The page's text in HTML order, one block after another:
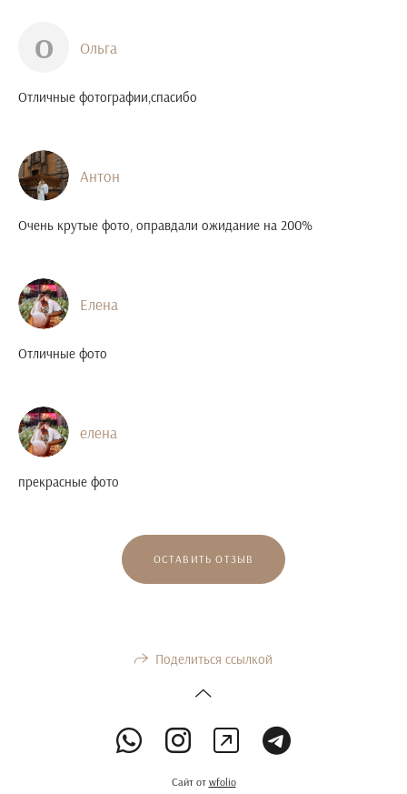
О Ольга
Отличные фотографии,спасибо
Антон
Очень крутые фото, оправдали ожидание на 200%
Елена
Отличные фото
елена
прекрасные фото
ОСТАВИТЬ ОТЗЫВ
Поделиться ссылкой
Сайт от wfolio